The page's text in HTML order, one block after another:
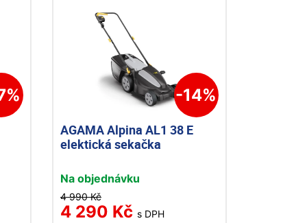
-14%
AGAMA Alpina AL1 38 E
elektická sekačka
Na objednávku
4 990 Kč
4 290 Kč s DPH